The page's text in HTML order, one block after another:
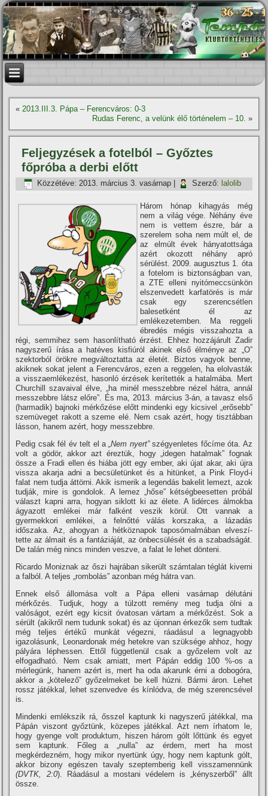
«2013.III.3. Pápa – Ferencváros: 0-3
Rudas Ferenc, a velünk élő történelem – 10. »
Feljegyzések a fotelból – Győztes
főpróba a derbi előtt
Közzétéve: 2013. március 3. vasárnap Szerző: lalolib
Három hónap kihagyás még
nem a világ vége. Néhány éve
nem is vettem észre, bár a
szerelem soha nem múlt el, de
az elmúlt évek hányatottsága
azért okozott néhány apró
sérülést. 2009. augusztus 1. óta
a fotelom is biztonságban van,
a ZTE elleni nyitómeccsünkön
elszenvedett karfatörés is már
csak egy szerencsétlen
balesetként él az
emlékezetemben. Ma reggeli
ébredés mégis visszahozta a
régi, semmihez sem hasonlí­tható érzést. Ehhez hozzájárult Zadir
nagyszerű í­rása a hatéves kisfiúról akinek első élménye az „O”
szektorból örökre megváltoztatta az életét. Biztos vagyok benne,
akiknek sokat jelent a Ferencváros, ezen a reggelen, ha elolvasták
a visszaemlékezést, hasonló érzések kerí­tették a hatalmába. Mert
Churchill szavaival élve, „ha minél messzebbre nézel hátra, annál
messzebbre látsz előre”. És ma, 2013. március 3-án, a tavasz első
(harmadik) bajnoki mérkőzése előtt mindenki egy kicsivel „erősebb”
szemüveget rakott a szeme elé. Nem csak azért, hogy tisztábban
lásson, hanem azért, hogy messzebbre.
Pedig csak fél év telt el a„Nem nyert”szégyenletes főcí­me óta. Az
volt a gödör, akkor azt éreztük, hogy „idegen hatalmak” fognak
össze a Fradi ellen és hiába jött egy ember, aki újat akar, aki újra
vissza akarja adni a becsületünket és a hitünket, a Pink Floyd-i
falat nem tudja áttörni. Akik ismerik a legendás bakelit lemezt, azok
tudják, mire is gondolok. A lemez „hőse” kétségbeesetten próbál
választ kapni arra, hogyan siklott ki az élete. A lidérces álmokba
ágyazott emlékei már falként veszik körül. Ott vannak a
gyermekkori emlékei, a felnőtté válás korszaka, a lázadás
időszaka. Az, ahogyan a hétköznapok taposómalmában elveszí­
tette az álmait és a fantáziáját, az önbecsülését és a szabadságát.
De talán még nincs minden veszve, a falat le lehet dönteni.
Ricardo Moniznak az őszi hajrában sikerült számtalan téglát kiverni
a falból. A teljes „rombolás” azonban még hátra van.
Ennek első állomása volt a Pápa elleni vasárnap délutáni
mérkőzés. Tudjuk, hogy a túlzott remény meg tudja ölni a
valóságot, ezért egy kicsit óvatosan vártam a mérkőzést. Sok a
sérült (akikről nem tudunk sokat) és az újonnan érkezők sem tudtak
még teljes értékű munkát végezni, ráadásul a legnagyobb
igazolásunk, Leonardonak még hetekre van szüksége ahhoz, hogy
pályára léphessen. Ettől függetlenül csak a győzelem volt az
elfogadható. Nem csak amiatt, mert Pápán eddig 100 %-os a
mérlegünk, hanem azért is, mert ha oda akarunk érni a dobogóra,
akkor a „kötelező” győzelmeket be kell húzni. Bármi áron. Lehet
rossz játékkal, lehet szenvedve és kí­nlódva, de még szerencsével
is.
Mindenki emlékszik rá, ősszel kaptunk ki nagyszerű játékkal, ma
Pápán viszont győztünk, közepes játékkal. Azt nem í­rhatom le,
hogy gyenge volt produktum, hiszen három gólt lőttünk és egyet
sem kaptunk. Főleg a „nulla” az érdem, mert ha most
megkérdezném, hogy mikor nyertünk úgy, hogy nem kaptunk gólt,
akkor bizony egészen tavaly szeptemberig kell visszamennünk
(DVTK, 2:0). Ráadásul a mostani védelem is „kényszerből” állt
össze.